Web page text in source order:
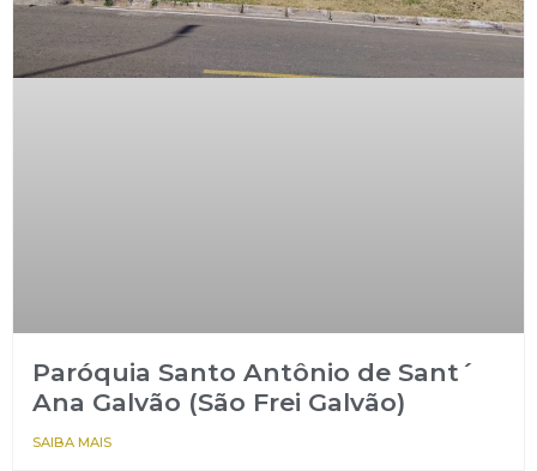
Paróquia Santo Antônio de Sant´
Ana Galvão (São Frei Galvão)
SAIBA MAIS